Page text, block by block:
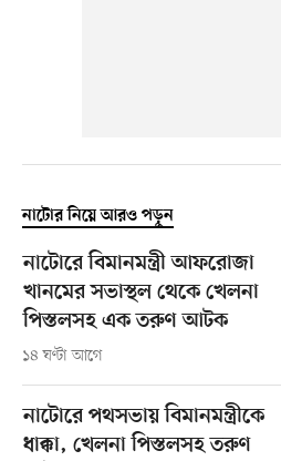
নাটোর নিয়ে আরও পড়ুন
নাটোরে বিমানমন্ত্রী আফরোজা
খানমের সভাস্থল থেকে খেলনা
পিস্তলসহ এক তরুণ আটক
১৪ ঘণ্টা আগে
নাটোরে পথসভায় বিমানমন্ত্রীকে
ধাক্কা, খেলনা পিস্তলসহ তরুণ